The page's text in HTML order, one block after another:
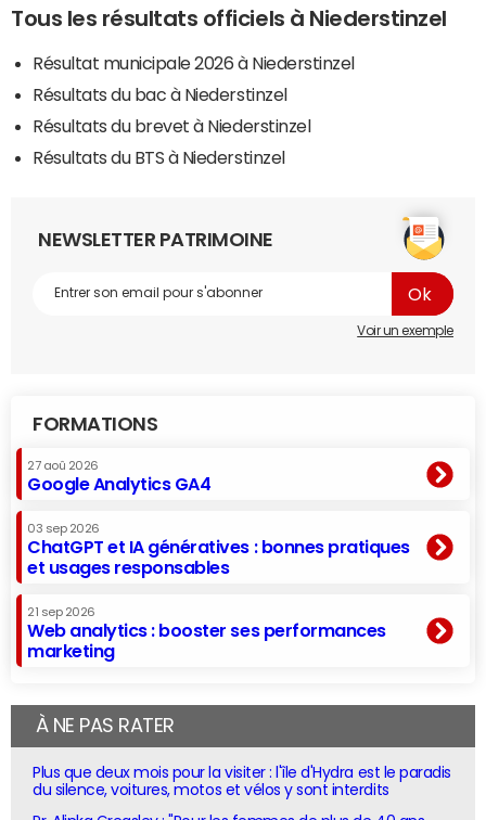
Tous les résultats officiels à Niederstinzel
Résultat municipale 2026 à Niederstinzel
Résultats du bac à Niederstinzel
Résultats du brevet à Niederstinzel
Résultats du BTS à Niederstinzel
NEWSLETTER PATRIMOINE
Voir un exemple
FORMATIONS
27 aoû 2026
Google Analytics GA4
03 sep 2026
ChatGPT et IA génératives : bonnes pratiques
et usages responsables
21 sep 2026
Web analytics : booster ses performances
marketing
À NE PAS RATER
Plus que deux mois pour la visiter : l'île d'Hydra est le paradis
du silence, voitures, motos et vélos y sont interdits